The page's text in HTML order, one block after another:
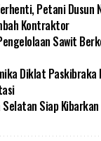
Petani Dusun
Kontraktor
Sawit
Diklat Paskibraka
Siap